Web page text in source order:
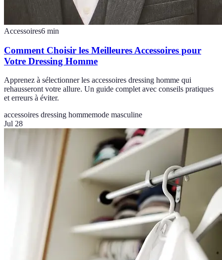
Accessoires6 min
Comment Choisir les Meilleures Accessoires pour
Votre Dressing Homme
Apprenez à sélectionner les accessoires dressing homme qui
rehausseront votre allure. Un guide complet avec conseils pratiques
et erreurs à éviter.
accessoires dressing hommemode masculine
Jul 28